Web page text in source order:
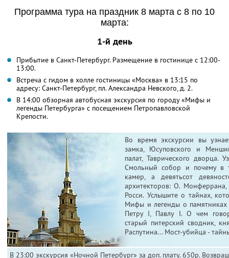
Программа тура на праздник 8 марта с 8 по 10
марта:
1-й день
Прибытие в Санкт-Петербург. Размещение в гостинице с 12:00-
13:00.
Встреча с гидом в холле гостиницы «Москва» в 13:15 по
адресу: Санкт-Петербург, пл. Александра Невского, д. 2.
В 14:00 обзорная автобусная экскурсия по городу «Мифы и
легенды Петербурга» с посещением Петропавловской
Крепости.
Во время экскурсии вы
замка, Юсуповского и
палат, Таврического дворца.
Смольный собор и почему в
камер, а девятьсот
архитекторов: О.
Росси. Услышите о тайнах,
Мифы и легенды о
Петру I, Павлу I. О чем
старый питерский сводник,
Распутина... Мост-убийца -
В 23:00 экскурсия «Ночной Петербург» за доп. плату. 650р.